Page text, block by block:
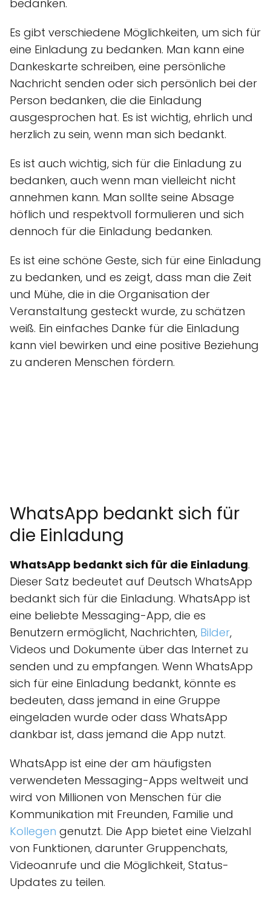
bedanken.
Es gibt verschiedene Möglichkeiten, um sich für
eine Einladung zu bedanken. Man kann eine
Dankeskarte schreiben, eine persönliche
Nachricht senden oder sich persönlich bei der
Person bedanken, die die Einladung
ausgesprochen hat. Es ist wichtig, ehrlich und
herzlich zu sein, wenn man sich bedankt.
Es ist auch wichtig, sich für die Einladung zu
bedanken, auch wenn man vielleicht nicht
annehmen kann. Man sollte seine Absage
höflich und respektvoll formulieren und sich
dennoch für die Einladung bedanken.
Es ist eine schöne Geste, sich für eine Einladung
zu bedanken, und es zeigt, dass man die Zeit
und Mühe, die in die Organisation der
Veranstaltung gesteckt wurde, zu schätzen
weiß. Ein einfaches Danke für die Einladung
kann viel bewirken und eine positive Beziehung
zu anderen Menschen fördern.
WhatsApp bedankt sich für
die Einladung
WhatsApp bedankt sich für die Einladung.
Dieser Satz bedeutet auf Deutsch WhatsApp
bedankt sich für die Einladung. WhatsApp ist
eine beliebte Messaging-App, die es
Benutzern ermöglicht, Nachrichten, Bilder,
Videos und Dokumente über das Internet zu
senden und zu empfangen. Wenn WhatsApp
sich für eine Einladung bedankt, könnte es
bedeuten, dass jemand in eine Gruppe
eingeladen wurde oder dass WhatsApp
dankbar ist, dass jemand die App nutzt.
WhatsApp ist eine der am häufigsten
verwendeten Messaging-Apps weltweit und
wird von Millionen von Menschen für die
Kommunikation mit Freunden, Familie und
Kollegen genutzt. Die App bietet eine Vielzahl
von Funktionen, darunter Gruppenchats,
Videoanrufe und die Möglichkeit, Status-
Updates zu teilen.